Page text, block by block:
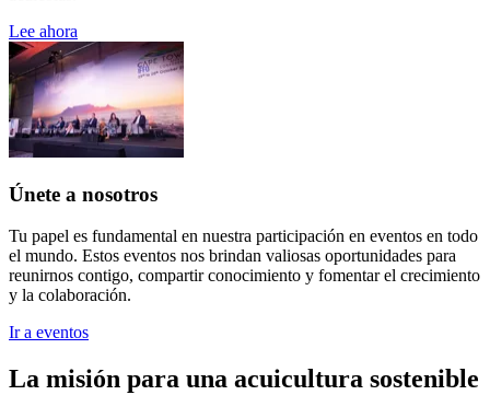
Lee ahora
Únete a nosotros
Tu papel es fundamental en nuestra participación en eventos en todo
el mundo. Estos eventos nos brindan valiosas oportunidades para
reunirnos contigo, compartir conocimiento y fomentar el crecimiento
y la colaboración.
Ir a eventos
La misión para una acuicultura sostenible